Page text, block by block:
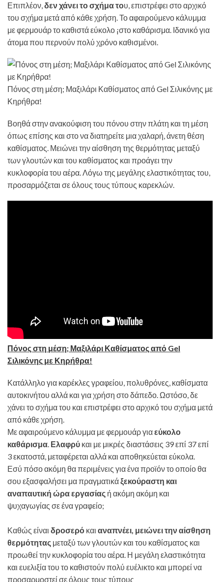
Επιπλέον,δεν χάνει το σχήμα του, επιστρέφει στο αρχικό
του σχήμα μετά από κάθε χρήση. Το αφαιρούμενο κάλυμμα
με φερμουάρ το καθιστά εύκολο ¡στο καθάρισμα. Ιδανικό για
άτομα που περνούν πολύ χρόνο καθισμένοι.
Πόνος στη μέση; Μαξιλάρι Καθίσματος από Gel Σιλικόνης με
Κηρήθρα!
Βοηθά στην ανακούφιση του πόνου στην πλάτη και τη μέση
όπως επίσης και στο να διατηρείτε μια χαλαρή, άνετη θέση
καθίσματος. Μειώνει την αίσθηση της θερμότητας μεταξύ
των γλουτών και του καθίσματος και προάγει την
κυκλοφορία του αέρα. Λόγω της μεγάλης ελαστικότητας του,
προσαρμόζεται σε όλους τους τύπους καρεκλών.
Πόνος στη μέση; Μαξιλάρι Καθίσματος από Gel
Σιλικόνης με Κηρήθρα!
Κατάλληλο για καρέκλες γραφείου, πολυθρόνες, καθίσματα
αυτοκινήτου αλλά και για χρήση στο δάπεδο. Ωστόσο, δε
χάνει το σχήμα του και επιστρέφει στο αρχικό του σχήμα μετά
από κάθε χρήση.
Με αφαιρούμενο κάλυμμα με φερμουάρ γιαεύκολο
καθάρισμα. Ελαφρύ και με μικρές διαστάσεις 39 επί 37 επί
3 εκατοστά, μεταφέρεται αλλά και αποθηκεύεται εύκολα.
Εσύ πόσο ακόμη θα περιμένεις για ένα προϊόν το οποίο θα
σου εξασφαλήσει μα πραγματικάξεκούραστη και
αναπαυτική ώρα εργασίας ή ακόμη ακόμη και
ψυχαγωγίας σε ένα γραφείο;
Καθώς είναι δροσερό και αναπνέει, μειώνει την αίσθηση
θερμότητας μεταξύ των γλουτών και του καθίσματος και
προωθεί την κυκλοφορία του αέρα. Η μεγάλη ελαστικότητα
και ευελιξία του το καθιστούν πολύ ευέλικτο και μπορεί να
προσαρμοστεί σε όλους τους τύπους